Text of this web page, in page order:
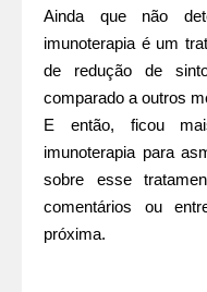
Ainda que não
imunoterapia é um
de redução de
comparado a outros
E então, ficou
imunoterapia para
sobre esse
comentários ou
próxima.